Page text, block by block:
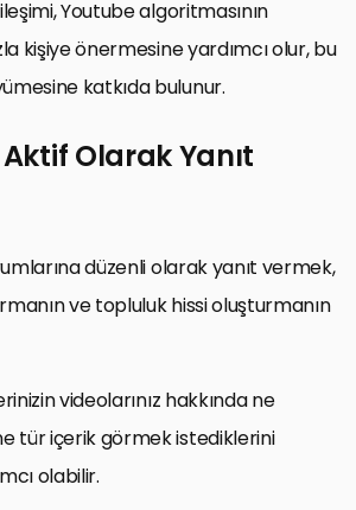
Youtube algoritmasının
kişiye önermesine yardımcı olur, bu
katkıda bulunur.
Olarak Yanıt
düzenli olarak yanıt vermek,
ve topluluk hissi oluşturmanın
videolarınız hakkında ne
tür içerik görmek istediklerini
olabilir.